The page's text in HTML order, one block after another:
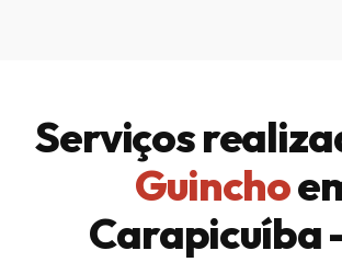
Serviços
Guincho
Carapicuíba